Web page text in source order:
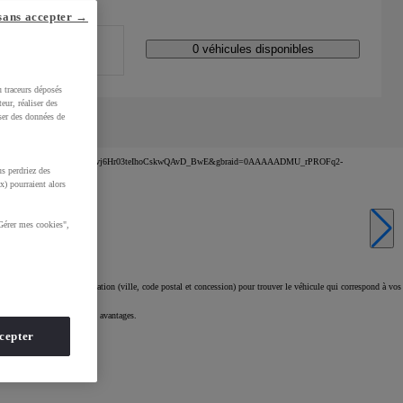
?
0 véhicules disponibles
aVDI8UPDjklX-0hMNvj6Hr03teIhoCskwQAvD_BwE&gbraid=0AAAAADMU_rPROFq2-
(prix ou loyer) ou localisation (ville, code postal et concession) pour trouver le véhicule qui correspond à vos
grâce à de nombreux avantages.
déposés
réaliser des
des données de
perdriez des
pourraient alors
mes cookies",
accepter →